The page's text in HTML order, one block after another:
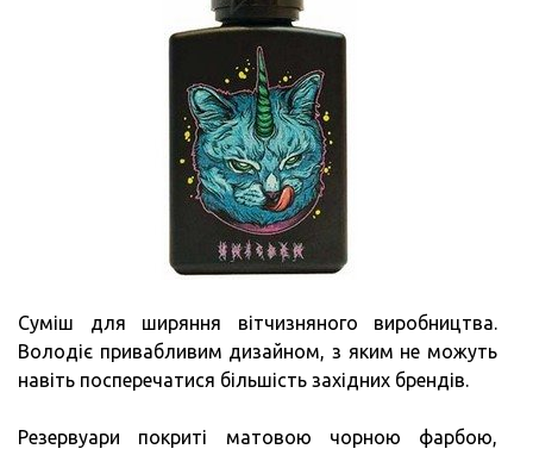
Суміш для ширяння вітчизняного виробництва.
Володіє привабливим дизайном, з яким не можуть
навіть посперечатися більшість західних брендів.
Резервуари покриті матовою чорною фарбою,